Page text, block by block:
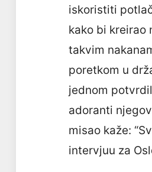
iskoristiti
kako bi kreirao
takvim
poretkom u
jednom
adoranti
misao kaže:
intervjuu za